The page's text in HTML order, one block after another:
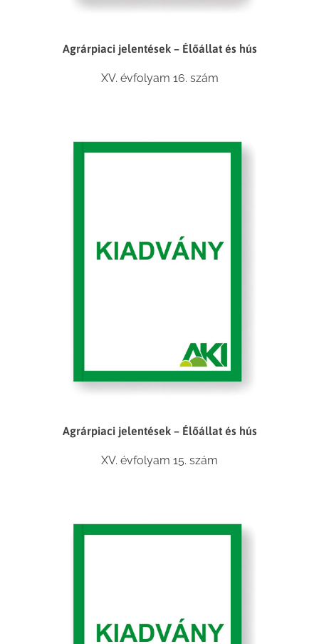
Agrárpiaci jelentések – Élőállat és hús
XV. évfolyam 16. szám
Agrárpiaci jelentések – Élőállat és hús
XV. évfolyam 15. szám